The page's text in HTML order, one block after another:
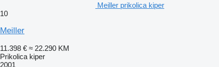
Meiller prikolica kiper
10
Meiller
11.398 € ≈ 22.290 KM
Prikolica kiper
2001